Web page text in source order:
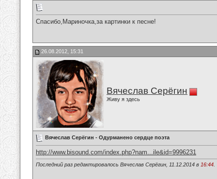
Спасибо,Мариночка,за картинки к песне!
26.08.2012, 15:31
Вячеслав Серёгин
Живу я здесь
Вячеслав Серёгин - Одурманено сердце поэта
http://www.bisound.com/index.php?nam...ile&id=9996231
Последний раз редактировалось Вячеслав Серёгин, 11.12.2014 в 16:44